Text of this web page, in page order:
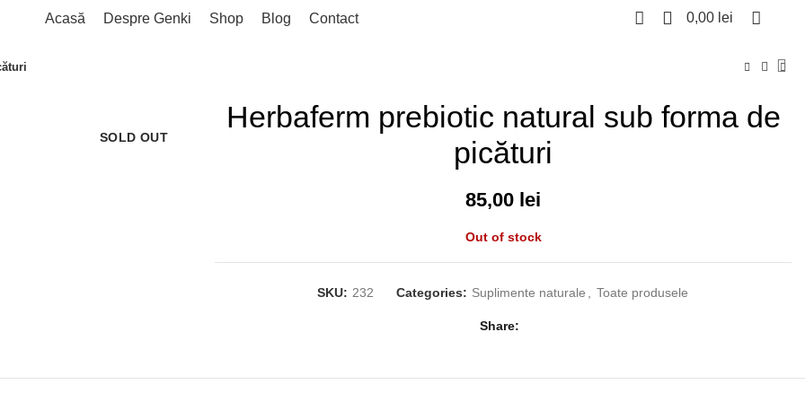
Acasă Despre Genki Shop Blog Contact 0,00 lei
SOLD OUT
Herbaferm prebiotic natural sub forma de
picături
85,00 lei
Out of stock
SKU: 232 Categories: Suplimente naturale Toate produsele
Share